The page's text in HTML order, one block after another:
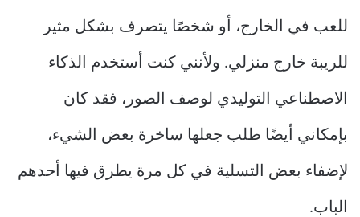
للعب في الخارج، أو شخصًا يتصرف بشكل مثير
للريبة خارج منزلي. ولأنني كنت أستخدم الذكاء
الاصطناعي التوليدي لوصف الصور، فقد كان
بإمكاني أيضًا طلب جعلها ساخرة بعض الشيء،
لإضفاء بعض التسلية في كل مرة يطرق فيها أحدهم
الباب.